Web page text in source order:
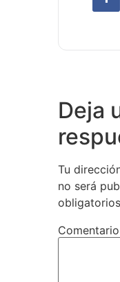
Deja
Tu
no será
Comentario